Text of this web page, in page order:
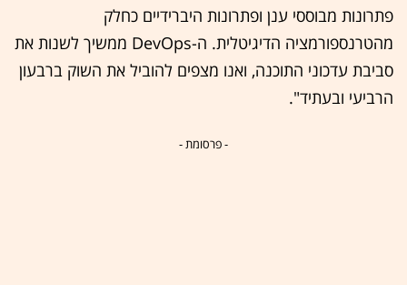
פתרונות מבוססי ענן ופתרונות היברידיים כחלק
מהטרנספורמציה הדיגיטלית. ה-DevOps ממשיך לשנות את
סביבת עדכוני התוכנה, ואנו מצפים להוביל את השוק ברבעון
הרביעי ובעתיד".
- פרסומת -